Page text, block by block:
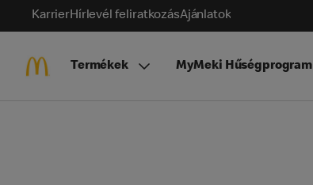
KarrierHírlevél feliratkozásAjánlatok
Termékek MyMeki Hűségprogram